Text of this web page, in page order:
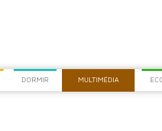
DORMIR MULTIMÉDIA